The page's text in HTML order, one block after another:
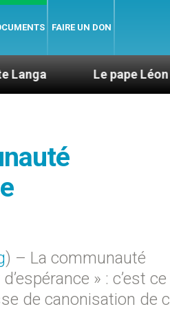
FAIRE UN DON
Le pape Léon XIV évoque un
) – La communauté
» : c’est
de canonisation de